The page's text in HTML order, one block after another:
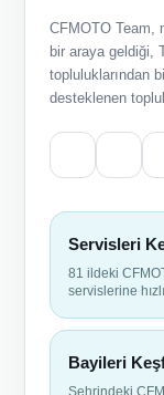
CFMOTO Team,
bir araya geldiği,
topluluklarından
desteklenen
Servisleri
81 ildeki
servislerine
Bayileri